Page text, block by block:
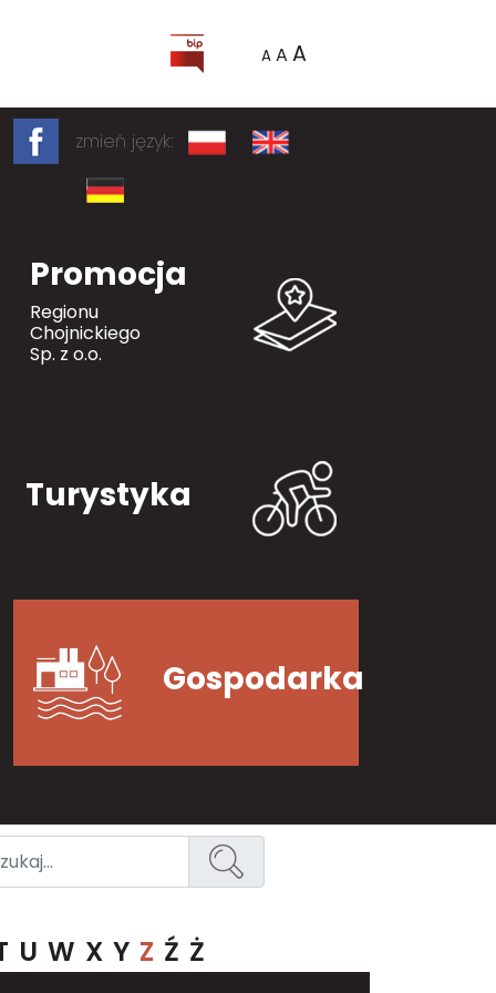
A A A
zmień język:
Promocja
Regionu
Chojnickiego
Sp. z o.o.
Turystyka
Gospodarka
U W X Y Z Ź Ż